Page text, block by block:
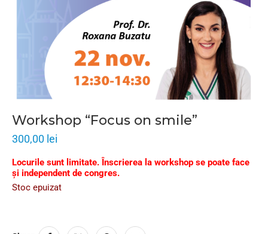
Workshop “Focus on smile”
300,00 lei
Locurile sunt limitate. Înscrierea la workshop se poate face
și independent de congres.
Stoc epuizat